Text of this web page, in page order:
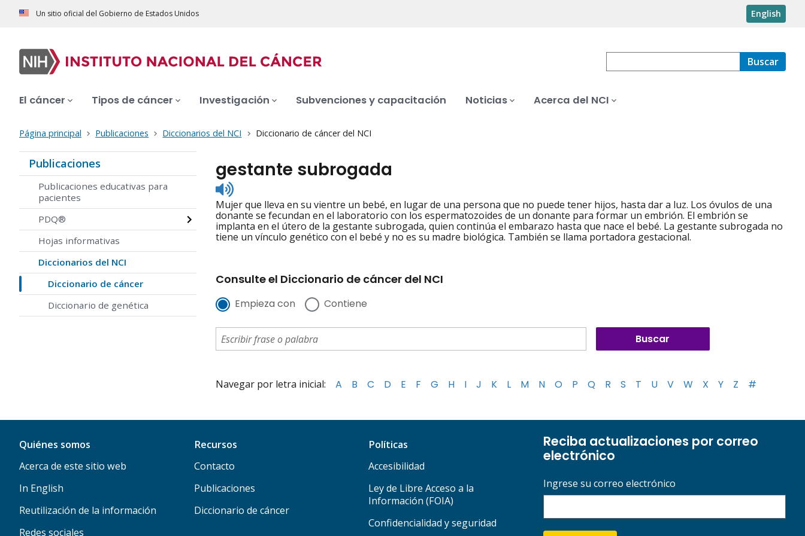
Un sitio oficial del Gobierno de Estados Unidos English
Buscar
El cáncer Tipos de cáncer Investigación Subvenciones y capacitación Noticias Acerca del NCI
Página principal Publicaciones Diccionarios del NCI Diccionario de cáncer del NCI
Publicaciones
Publicaciones educativas para
pacientes
PDQ®
Hojas informativas
Diccionarios del NCI
Diccionario de cáncer
Diccionario de genética
gestante subrogada
Listen
to
pronunciation
Mujer que lleva en su vientre un bebé, en lugar de una persona que no puede tener hijos, hasta dar a luz. Los óvulos de una
donante se fecundan en el laboratorio con los espermatozoides de un donante para formar un embrión. El embrión se
implanta en el útero de la gestante subrogada, quien continúa el embarazo hasta que nace el bebé. La gestante subrogada no
tiene un vínculo genético con el bebé y no es su madre biológica. También se llama portadora gestacional.
Consulte el Diccionario de cáncer del NCI
Empieza con Contiene
Navegar por letra inicial: A B C D E F G H I J K L M N O P Q R S T U V W X Y Z #
Quiénes somos
Acerca de este sitio web
In English
Reutilización de la información
Redes sociales
Recursos
Contacto
Publicaciones
Diccionario de cáncer
Políticas
Accesibilidad
Ley de Libre Acceso a la
Información (FOIA)
Confidencialidad y seguridad
Reciba actualizaciones por correo
electrónico
Ingrese su correo electrónico